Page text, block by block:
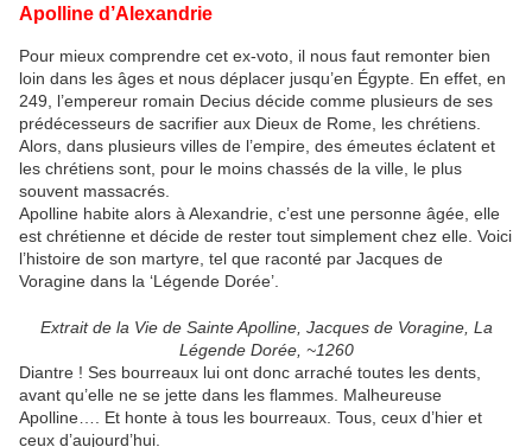
Apolline d’Alexandrie
Pour mieux comprendre cet ex-voto, il nous faut remonter bien
loin dans les âges et nous déplacer jusqu’en Égypte. En effet, en
249, l’empereur romain Decius décide comme plusieurs de ses
prédécesseurs de sacrifier aux Dieux de Rome, les chrétiens.
Alors, dans plusieurs villes de l’empire, des émeutes éclatent et
les chrétiens sont, pour le moins chassés de la ville, le plus
souvent massacrés.
Apolline habite alors à Alexandrie, c’est une personne âgée, elle
est chrétienne et décide de rester tout simplement chez elle. Voici
l’histoire de son martyre, tel que raconté par Jacques de
Voragine dans la ‘Légende Dorée’.
Extrait de la Vie de Sainte Apolline, Jacques de Voragine, La
Légende Dorée, ~1260
Diantre ! Ses bourreaux lui ont donc arraché toutes les dents,
avant qu’elle ne se jette dans les flammes. Malheureuse
Apolline…. Et honte à tous les bourreaux. Tous, ceux d’hier et
ceux d’aujourd’hui.